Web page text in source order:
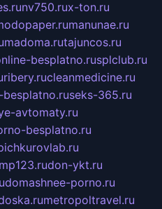
nv750.rux-ton.ru
manunae.ru
madoma.rutajuncos.ru
besplatno.rusplclub.ru
ribery.rucleanmedicine.ru
seks-365.ru
avtomaty.ru
besplatno.ru
don-ykt.ru
domashnee-porno.ru
metropoltravel.ru